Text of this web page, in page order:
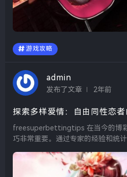
游戏攻略
admin
发布了文章 2年前
探索多样爱情：自由同性恋
freesuperbettingtips 在当今的博彩世界中，寻找免费的投注技
巧非常重要。通过专家的经验和统
门，能够提高获胜的几...